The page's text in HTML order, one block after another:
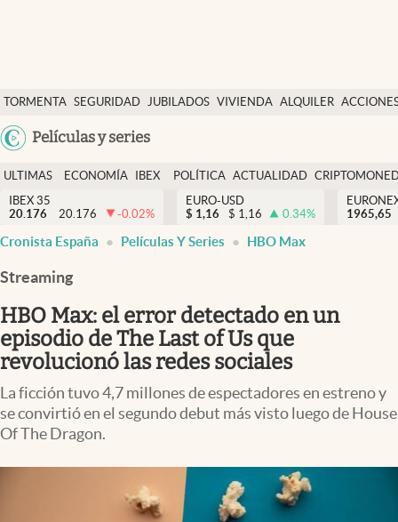
TORMENTA SEGURIDAD JUBILADOS VIVIENDA ALQUILER
USA
Películas y series
Economía y finanzas
Política
Actualidad
Criptomonedas
España
ULTIMAS
NOTICIAS
ECONOMÍA
FINANZAS
IBEX
EURO
POLÍTICA ACTUALIDAD
IBEX 35
20.176
20.176 -0.02%
EURO-USD
$ 1,16 $ 1,16 0.34%
1965,65
Cronista España Películas Y Series HBO Max
Streaming
HBO Max: el error detectado en un
episodio de The Last of Us que
revolucionó las redes sociales
La ficción tuvo 4,7 millones de espectadores en estreno y
se convirtió en el segundo debut más visto luego de House
Of The Dragon.